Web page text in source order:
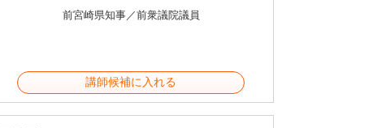
前宮崎県知事／前衆議院議員
講師候補に入れる